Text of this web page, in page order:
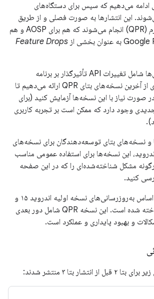
ادامه می‌دهیم که سپس برای دستگاه‌های
این انتشارها به صورت فصلی و از طریق
(QPR) انجام می‌شوند که هم برای AOSP و هم
Feature Drops
اگرچه این به‌روزرسانی‌ها شامل تغییرات API تأثیرگذار بر برنامه
نمی‌شوند، اما تصاویری از آخرین نسخه‌های بتای QPR ارائه می‌دهیم تا
در صورت نیاز با این نسخه‌ها آزمایش کنید (برای
وجود دارد که ممکن است بر تجربه کاربری
نسخه‌های بتای توسعه‌دهندگان برای نسخه‌های
این نسخه‌ها برای استفاده عمومی مناسب
مشکل شناخته‌شده‌ای را که در این صفحه
کنید.
اندروید ۱۵ QPR2 بر اساس به‌روزرسانی‌های نسخه اولیه اندروید ۱۵ و
اندروید ۱۵ QPR1 ساخته شده است. این نسخه QPR شامل دور بعدی
و بهبود پایداری و عملکرد است.
بتا ۳ منتشر شدند: